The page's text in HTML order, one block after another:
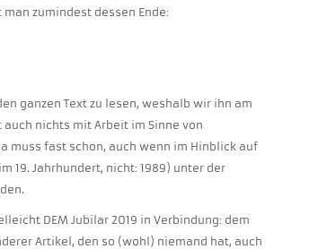
zumindest dessen Ende:
ganzen Text zu lesen, weshalb wir ihn am
auch nichts mit Arbeit im Sinne von
muss fast schon, auch wenn im Hinblick auf
19. Jahrhundert, nicht: 1989) unter der
DEM Jubilar 2019 in Verbindung: dem
Artikel, den so (wohl) niemand hat, auch